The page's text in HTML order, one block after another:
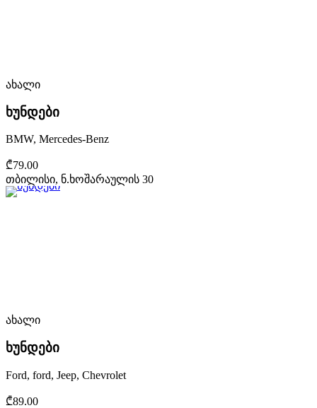
ახალი
ხუნდები
BMW, Mercedes-Benz
₾79.00
თბილისი, ნ.ხოშარაულის 30
ახალი
ხუნდები
Ford, ford, Jeep, Chevrolet
₾89.00